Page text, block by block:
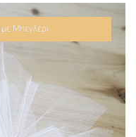
Μπεγλέρι